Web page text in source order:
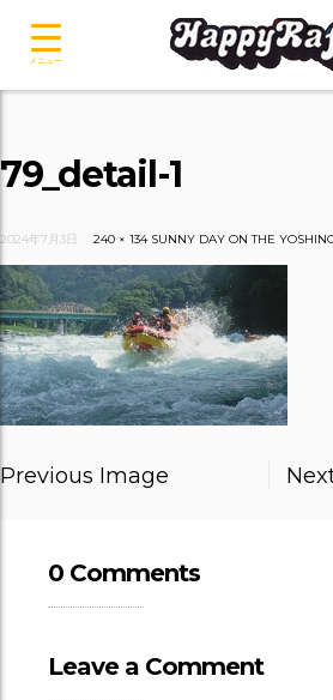
79_detail-1
2024年7月3日 240 × 134 SUNNY DAY ON THE
Previous Image
0 Comments
Leave a Comment
メニュー